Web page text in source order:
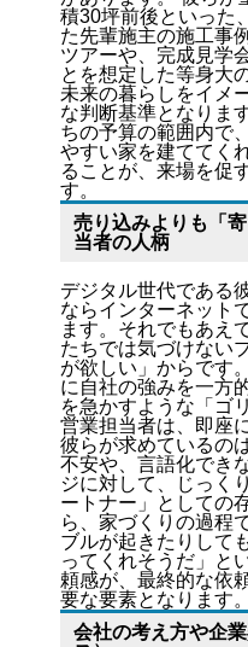
積30坪前後といった
た先輩施主の施工事
ツアーや、完成見学
とを想定した等身大
未来の暮らしをイメ
な判断基準となりま
ちの予算の範囲内で
やすい家を建ててく
ることが、来場を促
す。
売り込みよりも「
当者の人柄
デジタル世代である
ならインターネット
ます。それでもあえ
たちでは気づけない
が欲しい」からです
に自社の強みを一方
を急かすような「ゴ
営業担当者は、即座
彼らが求めているの
不安や、言語化でき
ジに対して、じっく
ートナー」としての
ら、家づくりの過程
ブルが起きたりして
ってくれそうだ」と
頼感が、最終的な依
要な要素となります。
会社の考え方や企